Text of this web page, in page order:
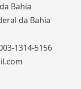
Bahia
da Bahia
1314-5156